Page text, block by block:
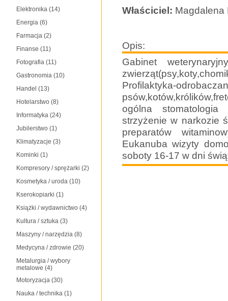
Elektronika (14)
Energia (6)
Farmacja (2)
Finanse (11)
Fotografia (11)
Gastronomia (10)
Handel (13)
Hotelarstwo (8)
Informatyka (24)
Jubilerstwo (1)
Klimatyzacje (3)
Kominki (1)
Kompresory / sprężarki (2)
Kosmetyka / uroda (10)
Kserokopiarki (1)
Książki / wydawnictwo (4)
Kultura / sztuka (3)
Maszyny / narzędzia (8)
Medycyna / zdrowie (20)
Metalurgia / wybory
metalowe (4)
Motoryzacja (30)
Nauka / technika (1)
Właściciel: Magdalena
Opis:
Gabinet
Profilaktyka-
ogólna
strzyżenie w narkozie
preparatów
Eukanuba wizyty
soboty 16-17 w dni